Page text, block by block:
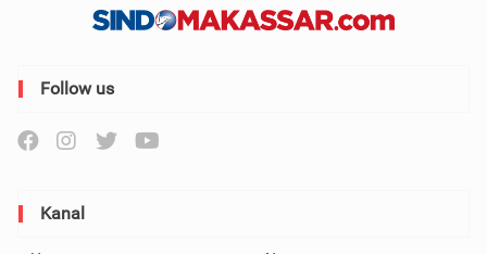
Follow us
Kanal